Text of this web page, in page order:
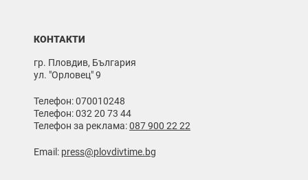
КОНТАКТИ
гр. Пловдив, България
ул. "Орловец" 9
Телефон: 070010248
Телефон: 032 20 73 44
Телефон за реклама:087 900 22 22
Email: press@plovdivtime.bg